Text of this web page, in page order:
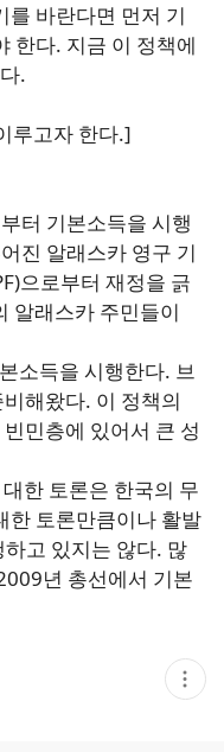
를 바란다면 먼저 기
한다. 지금 이 정책에
.
루고자 한다.]
터 기본소득을 시행
진 알래스카 영구 기
으로부터 재정을 긁
알래스카 주민들이
소득을 시행한다. 브
해왔다. 이 정책의
민층에 있어서 큰 성
한 토론은 한국의 무
한 토론만큼이나 활발
고 있지는 않다. 많
년 총선에서 기본
현
재